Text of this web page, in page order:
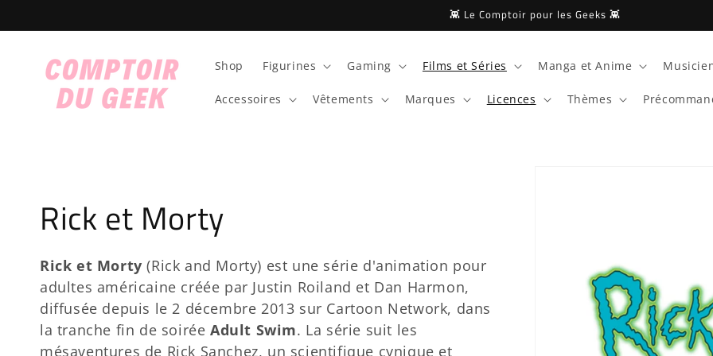
au
👾 Le Comptoir pour les Geeks 👾
Shop Figurines Gaming Films et Séries Manga et Anime
Accessoires Vêtements Marques Licences Thèmes
C
o
l
l
Rick et Morty
Rick et Morty (Rick and Morty) est une série d'animation pour
adultes américaine créée par Justin Roiland et Dan Harmon,
diffusée depuis le 2 décembre 2013 sur Cartoon Network, dans
la tranche fin de soiréeAdult Swim. La série suit les
mésaventures de Rick Sanchez, un scientifique cynique et